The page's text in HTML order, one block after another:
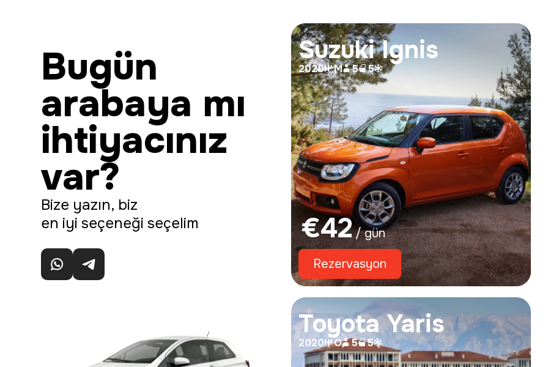
Bugün
arabaya mı
ihtiyacınız
var?
Bize yazın, biz
en iyi seçeneği seçelim
Suzuki Ignis
2020 M 5 5
€42/ gün
Rezervasyon
Toyota Yaris
2020 O 5 5